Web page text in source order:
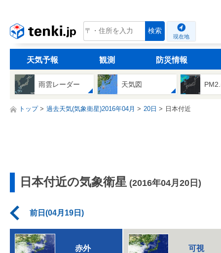
tenki.jp 検索
現在地
天気予報 観測 防災情報
雨雲レーダー 天気図
トップ 過去天気(気象衛星)2016年04月 20日 日本付近
日本付近の気象衛星 (2016年04月20日)
前日(04月19日)
赤外 可視